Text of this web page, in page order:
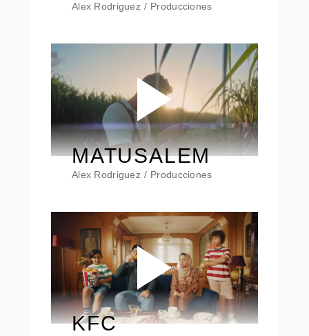
Alex Rodriguez Producciones
MATUSALEM
Alex Rodriguez Producciones
KFC